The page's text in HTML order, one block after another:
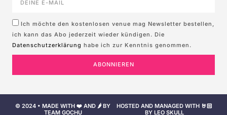
Ich möchte den kostenlosen venue mag Newsletter bestellen,
ich kann das Abo jederzeit wieder kündigen. Die
Datenschutzerklärung habe ich zur Kenntnis genommen.
ABONNIEREN
© 2024 • MADE WITH ❤️ AND 🌶️ BY
TEAM GOCHU
HOSTED AND MANAGED WITH 🤘🏻
BY LEO SKULL